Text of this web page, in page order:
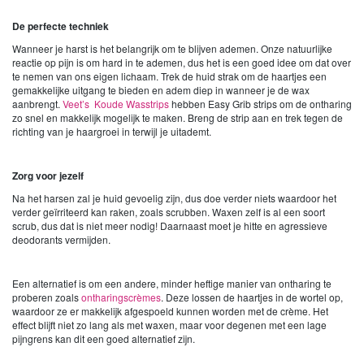
De perfecte techniek
Wanneer je harst is het belangrijk om te blijven ademen. Onze natuurlijke
reactie op pijn is om hard in te ademen, dus het is een goed idee om dat over
te nemen van ons eigen lichaam. Trek de huid strak om de haartjes een
gemakkelijke uitgang te bieden en adem diep in wanneer je de wax
aanbrengt. Veet’s Koude Wasstripshebben Easy Grib strips om de ontharing
zo snel en makkelijk mogelijk te maken. Breng de strip aan en trek tegen de
richting van je haargroei in terwijl je uitademt.
Zorg voor jezelf
Na het harsen zal je huid gevoelig zijn, dus doe verder niets waardoor het
verder geïrriteerd kan raken, zoals scrubben. Waxen zelf is al een soort
scrub, dus dat is niet meer nodig! Daarnaast moet je hitte en agressieve
deodorants vermijden.
Een alternatief is om een andere, minder heftige manier van ontharing te
proberen zoalsontharingscrèmes. Deze lossen de haartjes in de wortel op,
waardoor ze er makkelijk afgespoeld kunnen worden met de crème. Het
effect blijft niet zo lang als met waxen, maar voor degenen met een lage
pijngrens kan dit een goed alternatief zijn.